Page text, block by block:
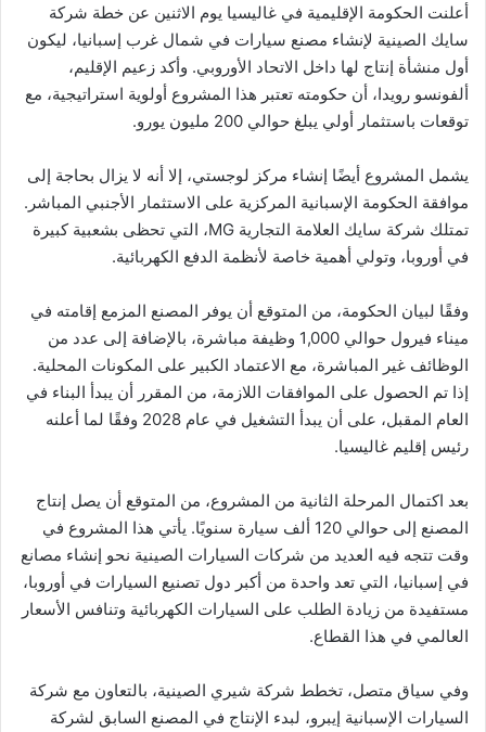
أعلنت الحكومة الإقليمية في غاليسيا يوم الاثنين عن خطة شركة
سايك الصينية لإنشاء مصنع سيارات في شمال غرب إسبانيا، ليكون
أول منشأة إنتاج لها داخل الاتحاد الأوروبي. وأكد زعيم الإقليم،
ألفونسو رويدا، أن حكومته تعتبر هذا المشروع أولوية استراتيجية، مع
توقعات باستثمار أولي يبلغ حوالي 200 مليون يورو.
يشمل المشروع أيضًا إنشاء مركز لوجستي، إلا أنه لا يزال بحاجة إلى
موافقة الحكومة الإسبانية المركزية على الاستثمار الأجنبي المباشر.
تمتلك شركة سايك العلامة التجارية MG، التي تحظى بشعبية كبيرة
في أوروبا، وتولي أهمية خاصة لأنظمة الدفع الكهربائية.
وفقًا لبيان الحكومة، من المتوقع أن يوفر المصنع المزمع إقامته في
ميناء فيرول حوالي 1,000 وظيفة مباشرة، بالإضافة إلى عدد من
الوظائف غير المباشرة، مع الاعتماد الكبير على المكونات المحلية.
إذا تم الحصول على الموافقات اللازمة، من المقرر أن يبدأ البناء في
العام المقبل، على أن يبدأ التشغيل في عام 2028 وفقًا لما أعلنه
رئيس إقليم غاليسيا.
بعد اكتمال المرحلة الثانية من المشروع، من المتوقع أن يصل إنتاج
المصنع إلى حوالي 120 ألف سيارة سنويًا. يأتي هذا المشروع في
وقت تتجه فيه العديد من شركات السيارات الصينية نحو إنشاء مصانع
في إسبانيا، التي تعد واحدة من أكبر دول تصنيع السيارات في أوروبا،
مستفيدة من زيادة الطلب على السيارات الكهربائية وتنافس الأسعار
العالمي في هذا القطاع.
وفي سياق متصل، تخطط شركة شيري الصينية، بالتعاون مع شركة
السيارات الإسبانية إيبرو، لبدء الإنتاج في المصنع السابق لشركة